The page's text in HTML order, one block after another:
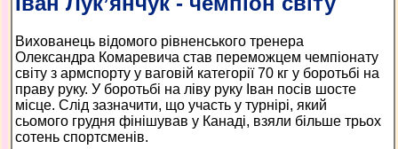
Вихованець відомого рівненського тренера
Олександра Комаревича став переможцем чемпіонату
світу з армспорту у ваговій категорії 70 кг у боротьбі на
праву руку. У боротьбі на ліву руку Іван посів шосте
місце. Слід зазначити, що участь у турнірі, який
сьомого грудня фінішував у Канаді, взяли більше трьох
сотень спортсменів.